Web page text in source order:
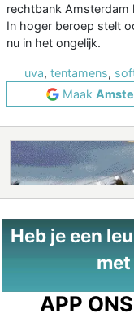
rechtbank
In hoger beroep stelt
nu in het ongelijk.
uva, tentamens,
Maak
Heb je een
APP